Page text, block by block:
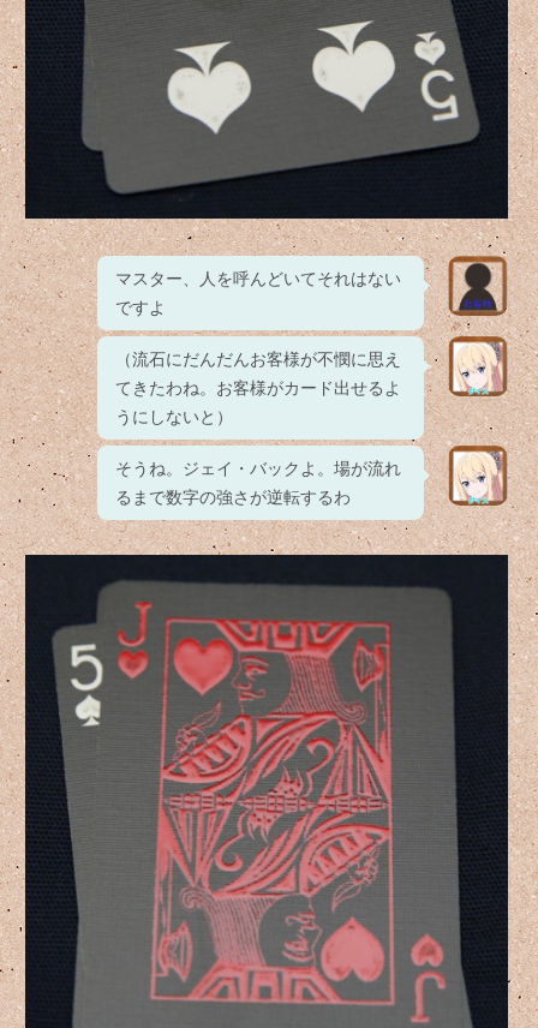
マスター、人を呼んどいてそれはない
ですよ
（流石にだんだんお客様が不憫に思え
てきたわね。お客様がカード出せるよ
うにしないと）
そうね。ジェイ・バックよ。場が流れ
るまで数字の強さが逆転するわ